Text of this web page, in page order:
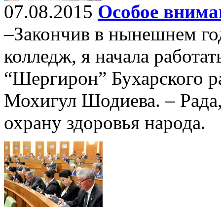
07.08.2015 Особое
–Закончив в нынешнем
колледж, я начала
“Шергирон” Бухарского
Мохигул Шодиева. –
охрану здоровья народа.